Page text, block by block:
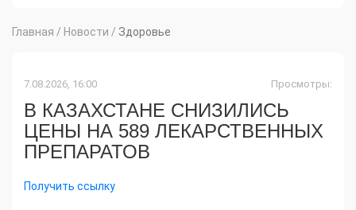
Главная / Новости / Здоровье
7.08.2026, 16:00 Просмотры:
В КАЗАХСТАНЕ СНИЗИЛИСЬ
ЦЕНЫ НА 589 ЛЕКАРСТВЕННЫХ
ПРЕПАРАТОВ
Получить ссылку